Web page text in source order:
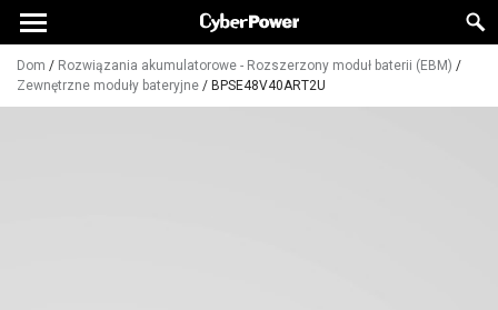
Dom / Rozwiązania akumulatorowe - Rozszerzony moduł baterii (EBM) /
Zewnętrzne moduły bateryjne / BPSE48V40ART2U